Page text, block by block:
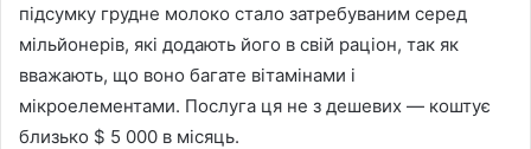
підсумку грудне молоко стало затребуваним серед
мільйонерів, які додають його в свій раціон, так як
вважають, що воно багате вітамінами і
мікроелементами. Послуга ця не з дешевих — коштує
близько $ 5 000 в місяць.